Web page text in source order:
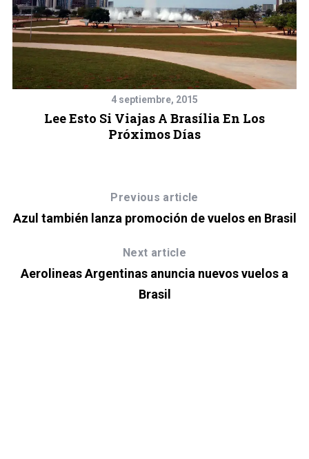
4 septiembre, 2015
Lee Esto Si Viajas A Brasília En Los
Próximos Días
Previous article
Azul también lanza promoción de vuelos en Brasil
Next article
Aerolineas Argentinas anuncia nuevos vuelos a
Brasil
e
o